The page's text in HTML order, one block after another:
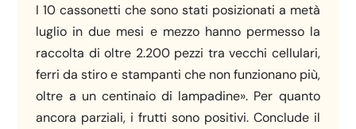
I 10 cassonetti che sono stati posizionati a metà
luglio in due mesi e mezzo hanno permesso la
raccolta di oltre 2.200 pezzi tra vecchi cellulari,
ferri da stiro e stampanti che non funzionano più,
oltre a un centinaio di lampadine». Per quanto
ancora parziali, i frutti sono positivi. Conclude il